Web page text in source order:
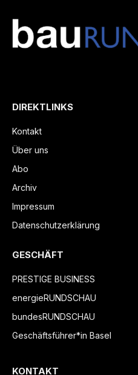
DIREKTLINKS
Kontakt
Über uns
Abo
Archiv
Impressum
Datenschutzerklärung
GESCHÄFT
PRESTIGE BUSINESS
energieRUNDSCHAU
bundesRUNDSCHAU
Geschäftsführer*in Basel
KONTAKT